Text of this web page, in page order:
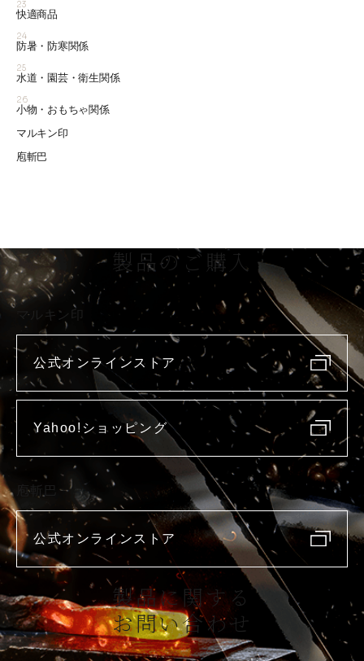
23
快適商品
24
防暑・防寒関係
25
水道・園芸・衛生関係
26
小物・おもちゃ関係
マルキン印
庖斬巴
製品のご購入
マルキン印
公式オンラインストア
Yahoo!ショッピング
庖斬巴
公式オンラインストア
製品に関する
お問い合わせ